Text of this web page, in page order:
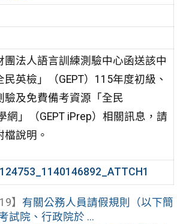
團法人語言訓練測驗中心函送該中
民英檢」（GEPT）115年度初級、
驗及免費備考資源「全民
網」（GEPT iPrep）相關訊息，請
檔說明。
】 有關公務人員請假規則（以下簡
試院、行政院於 ...